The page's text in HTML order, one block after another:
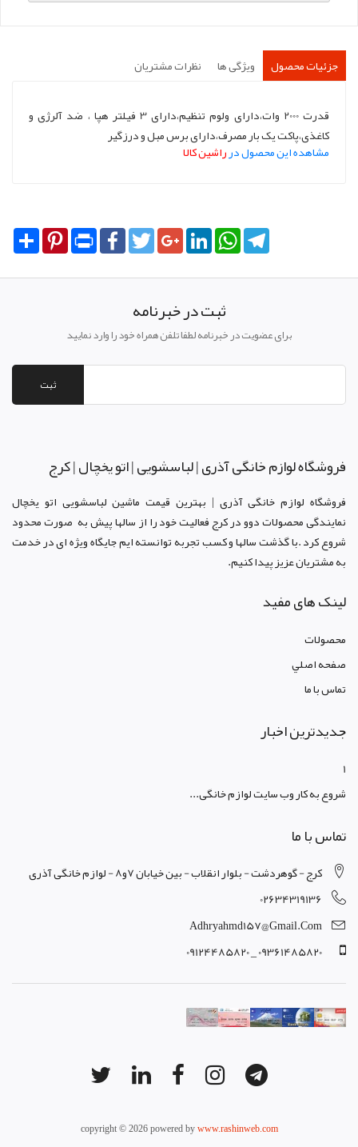
جزئیات محصول ویژگی ها نظرات مشتریان
قدرت 2000 وات،دارای ولوم تنظیم،دارای 3 فیلتر هپا ، ضد آلرژی و
کاغذی،پاکت یک بار مصرف،دارای برس مبل و درزگیر
مشاهده این محصول درراشین کالا
Share PinterestPrint FacebookTwitterGoogle+LinkedInWhatsApp
ثبت در خبرنامه
برای عضویت در خبرنامه لطفا تلفن همراه خود را وارد نمایید
ثبت
فروشگاه لوازم خانگی آذری | لباسشویی | اتو یخچال | کرج
فروشگاه لوازم خانگی آذری | بهترین قیمت ماشین لباسشویی اتو یخچال
نمایندگی محصولات دوو در کرجفعالیت خود را از سالها پیش به صورت محدود
شروع کرد .با گذشت سالها و کسب تجربه توانسته ایم جایگاه ویژه ای در خدمت
به مشتریان عزیز پیدا کنیم.
لینک های مفید
محصولات
صفحه اصلي
تماس با ما
جدیدترین اخبار
1
شروع به کار وب سایت لوازم خانگی...
تماس با ما
کرج - گوهردشت - بلوار انقلاب - بین خیابان 7و8 - لوازم خانگی آذری
02634319136
Adhryahmd157@gmail.com
09361485820 _ 09124485820
copyright © 2026 powered by www.rashinweb.com